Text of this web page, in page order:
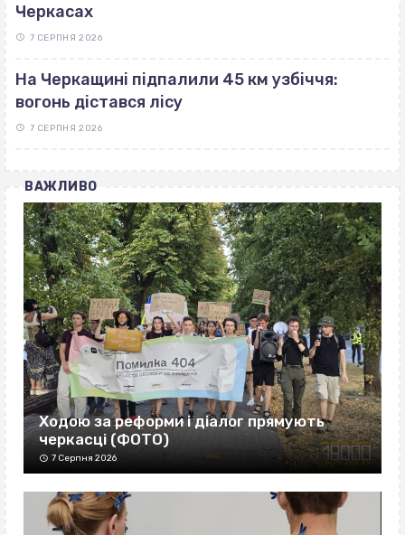
Черкасах
7 СЕРПНЯ 2026
На Черкащині підпалили 45 км узбіччя:
вогонь дістався лісу
7 СЕРПНЯ 2026
ВАЖЛИВО
Ходою за реформи і діалог прямують
черкасці (ФОТО)
7 Серпня 2026